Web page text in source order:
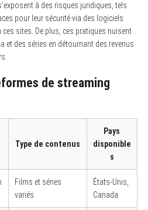
à des risques juridiques, tels
pour leur sécurité via des logiciels
sites. De plus, ces pratiques nuisent
et des séries en détournant des revenus
de streaming
Type de contenus
Pays
disponible
s
Films et séries
variés
États-Unis,
Canada